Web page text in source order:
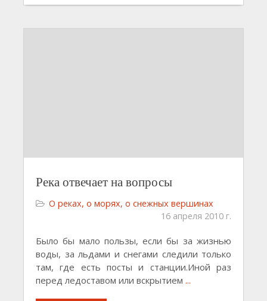
Река отвечает на вопросы
О реках, о морях, о снежных вершинах
16 апреля 2010 г.
Было бы мало пользы, если бы за жизнью
воды, за льдами и снегами следили только
там, где есть посты и станции.Иной раз
перед ледоставом или вскрытием ...